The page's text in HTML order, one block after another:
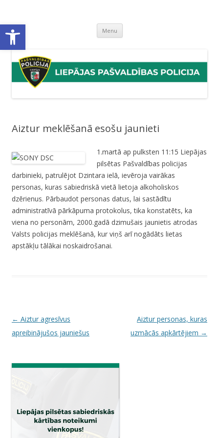
Open toolbar Menu Skip
content
Aiztur meklēšanā esošu jaunieti
1.martā ap pulksten 11:15 Liepājas
pilsētas Pašvaldības policijas
darbinieki, patrulējot Dzintara ielā, ievēroja vairākas
personas, kuras sabiedriskā vietā lietoja alkoholiskos
dzērienus. Pārbaudot personas datus, lai sastādītu
administratīvā pārkāpuma protokolus, tika konstatēts, ka
viena no personām, 2000.gadā dzimušais jaunietis atrodas
Valsts policijas meklēšanā, kur viņš arī nogādāts lietas
apstākļu tālākai noskaidrošanai.
P
o
← Aiztur agresīvus
apreibinājušos jauniešus
Aiztur personas, kuras
uzmācās apkārtējiem →